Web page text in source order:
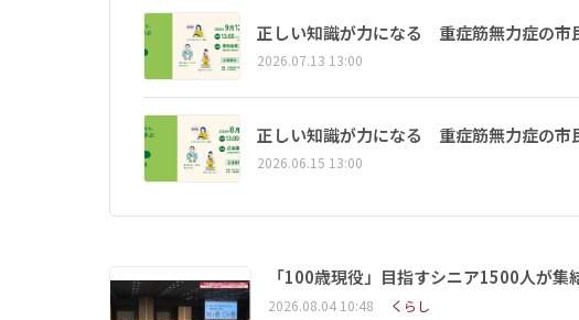
正しい知識が力になる 重症筋無力症の市
2026.07.13 13:00
正しい知識が力になる 重症筋無力症の市
2026.06.15 13:00
「100歳現役」目指すシニア1500人が
2026.08.04 10:48 くらし